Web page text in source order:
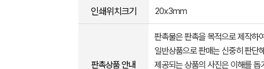
인쇄위치크기 20x3mm
판촉상품 안내
판촉물은 판촉을 목적으로 제작하
일반상품으로 판매는 신중히 판단
제공되는 상품의 사진은 이해를